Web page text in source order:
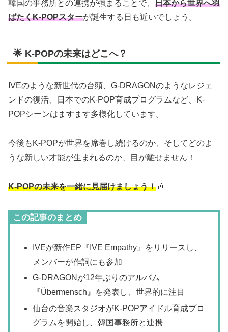
韓国の事務所との連携が強まることで、 日本から世界へ羽
ばたくK-POPスターが誕生する日も近いでしょう。
🌟 K-POPの未来はどこへ？
IVEのような新世代の台頭、G-DRAGONのようなレジェ
ンドの復活、日本でのK-POP育成プログラムなど、K-
POPシーンはますます多様化しています。
今後もK-POPが世界を席巻し続けるのか、そしてどのよ
うな新しい才能が生まれるのか、目が離せません！
K-POPの未来を一緒に見届けましょう！🎶
この記事のまとめ
IVEが新作EP『IVE Empathy』をリリースし、
メンバーが作詞にも参加
G-DRAGONが12年ぶりのアルバム
『Übermensch』を発表し、世界的に注目
仙台の音楽スタジオがK-POPアイドル育成プロ
グラムを開始し、韓国事務所と連携